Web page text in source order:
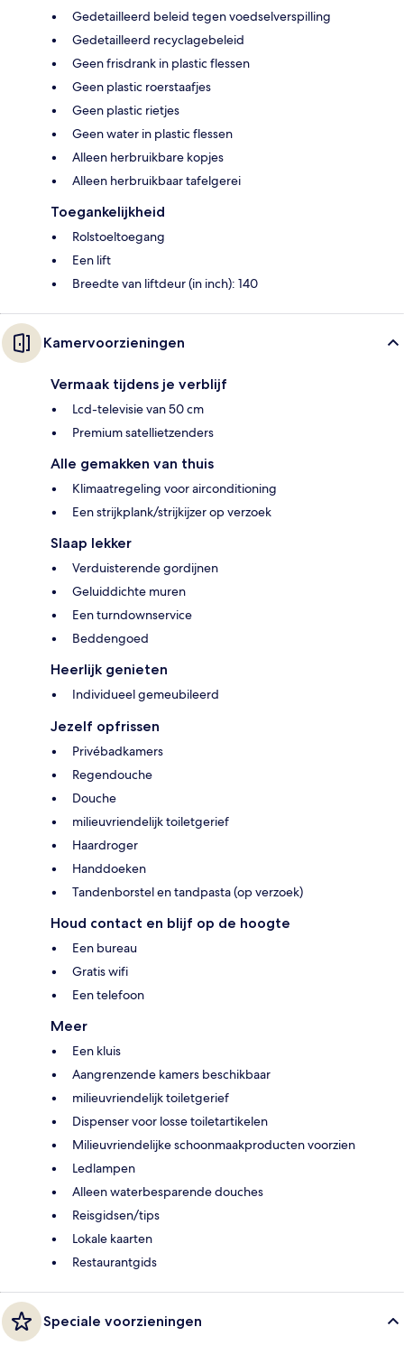
Gedetailleerd beleid tegen voedselverspilling
Gedetailleerd recyclagebeleid
Geen frisdrank in plastic flessen
Geen plastic roerstaafjes
Geen plastic rietjes
Geen water in plastic flessen
Alleen herbruikbare kopjes
Alleen herbruikbaar tafelgerei
Toegankelijkheid
Rolstoeltoegang
Een lift
Breedte van liftdeur (in inch): 140
Kamervoorzieningen
Vermaak tijdens je verblijf
Lcd-televisie van 50 cm
Premium satellietzenders
Alle gemakken van thuis
Klimaatregeling voor airconditioning
Een strijkplank/strijkijzer op verzoek
Slaap lekker
Verduisterende gordijnen
Geluiddichte muren
Een turndownservice
Beddengoed
Heerlijk genieten
Individueel gemeubileerd
Jezelf opfrissen
Privébadkamers
Regendouche
Douche
milieuvriendelijk toiletgerief
Haardroger
Handdoeken
Tandenborstel en tandpasta (op verzoek)
Houd contact en blijf op de hoogte
Een bureau
Gratis wifi
Een telefoon
Meer
Een kluis
Aangrenzende kamers beschikbaar
milieuvriendelijk toiletgerief
Dispenser voor losse toiletartikelen
Milieuvriendelijke schoonmaakproducten voorzien
Ledlampen
Alleen waterbesparende douches
Reisgidsen/tips
Lokale kaarten
Restaurantgids
Speciale voorzieningen